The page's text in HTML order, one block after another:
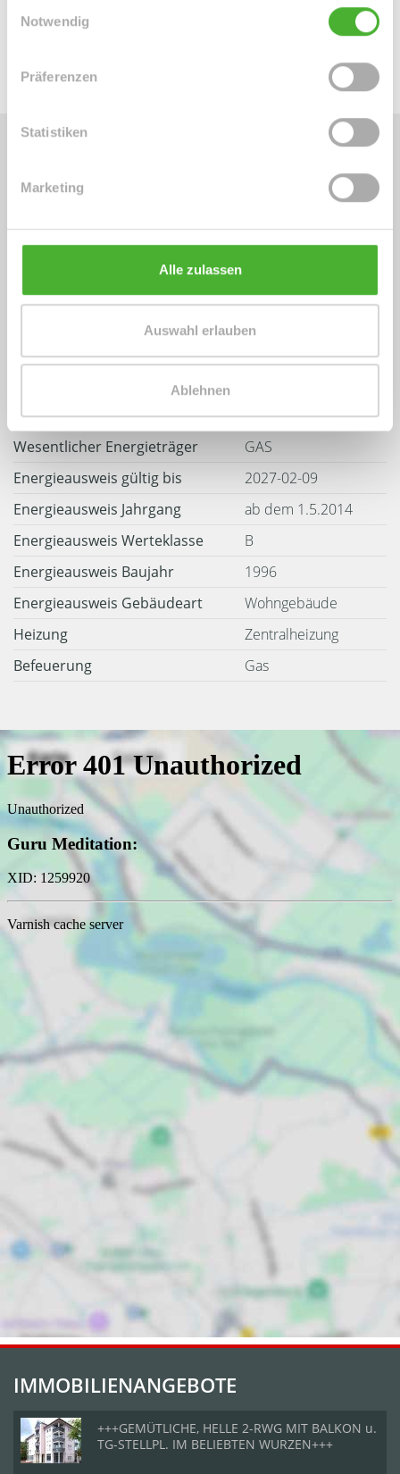
Notwendig
Präferenzen
Statistiken
Marketing
Alle zulassen
Auswahl erlauben
Ablehnen
Energieausweis (.pdf, 1 MB)
Energieausweis (Verbrauchsausweis)
Energieverbrauchskennwert
Weitere Informationen
Wesentlicher Energieträger
GAS
Energieausweis gültig bis
2027-02-09
Energieausweis Jahrgang
ab dem 1.5.2014
Energieausweis Werteklasse
B
Energieausweis Baujahr
1996
Energieausweis Gebäudeart
Wohngebäude
Heizung
Zentralheizung
Befeuerung
Gas
IMMOBILIENANGEBOTE
+++GEMÜTLICHE, HELLE 2-RWG MIT BALKON u.
TG-STELLPL. IM BELIEBTEN WURZEN+++